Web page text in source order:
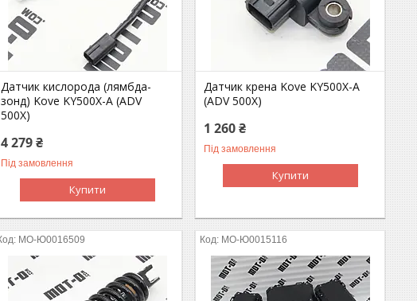
Датчик кислорода (лямбда-
зонд) Kove KY500X-A (ADV
500X)
4 279 ₴
Під замовлення
Купити
Датчик крена Kove KY500X-A
(ADV 500X)
1 260 ₴
Під замовлення
Купити
MO-Ю0016509 MO-Ю0015116